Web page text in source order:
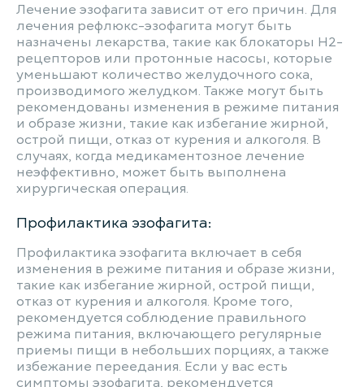
Лечение эзофагита зависит от его причин. Для
лечения рефлюкс-эзофагита могут быть
назначены лекарства, такие как блокаторы H2-
рецепторов или протонные насосы, которые
уменьшают количество желудочного сока,
производимого желудком. Также могут быть
рекомендованы изменения в режиме питания
и образе жизни, такие как избегание жирной,
острой пищи, отказ от курения и алкоголя. В
случаях, когда медикаментозное лечение
неэффективно, может быть выполнена
хирургическая операция.
Профилактика эзофагита:
Профилактика эзофагита включает в себя
изменения в режиме питания и образе жизни,
такие как избегание жирной, острой пищи,
отказ от курения и алкоголя. Кроме того,
рекомендуется соблюдение правильного
режима питания, включающего регулярные
приемы пищи в небольших порциях, а также
избежание переедания. Если у вас есть
симптомы эзофагита, рекомендуется